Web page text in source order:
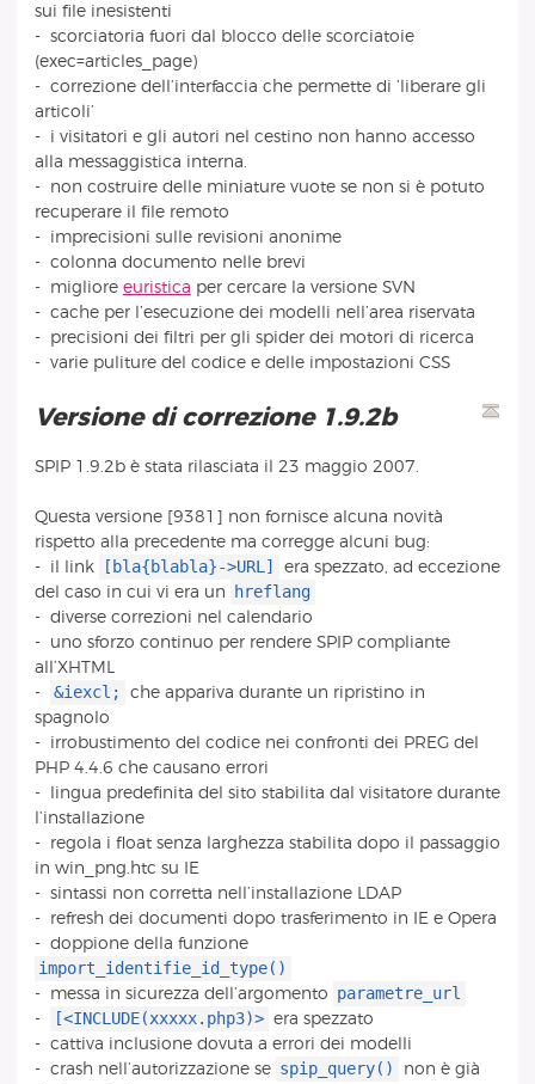
sui file inesistenti
- scorciatoria fuori dal blocco delle scorciatoie
(exec=articles_page)
- correzione dell’interfaccia che permette di ’liberare gli
articoli’
- i visitatori e gli autori nel cestino non hanno accesso
alla messaggistica interna.
- non costruire delle miniature vuote se non si è potuto
recuperare il file remoto
- imprecisioni sulle revisioni anonime
- colonna documento nelle brevi
- migliore euristica per cercare la versione SVN
- cache per l’esecuzione dei modelli nell’area riservata
- precisioni dei filtri per gli spider dei motori di ricerca
- varie puliture del codice e delle impostazioni CSS
Versione di correzione 1.9.2b
SPIP 1.9.2b è stata rilasciata il 23 maggio 2007.
Questa versione [9381] non fornisce alcuna novità
rispetto alla precedente ma corregge alcuni bug:
- il link
[bla{blabla}->URL]
era spezzato, ad eccezione
del caso in cui vi era un
hreflang
- diverse correzioni nel calendario
- uno sforzo continuo per rendere SPIP compliante
all’XHTML
-
&iexcl;
che appariva durante un ripristino in
spagnolo
- irrobustimento del codice nei confronti dei PREG del
PHP 4.4.6 che causano errori
- lingua predefinita del sito stabilita dal visitatore durante
l’installazione
- regola i float senza larghezza stabilita dopo il passaggio
in win_png.htc su IE
- sintassi non corretta nell’installazione LDAP
- refresh dei documenti dopo trasferimento in IE e Opera
- doppione della funzione
import_identifie_id_type()
- messa in sicurezza dell’argomento parametre_url
- [<INCLUDE(xxxxx.php3)> era spezzato
- cattiva inclusione dovuta a errori dei modelli
- crash nell’autorizzazione se spip_query()
non è già